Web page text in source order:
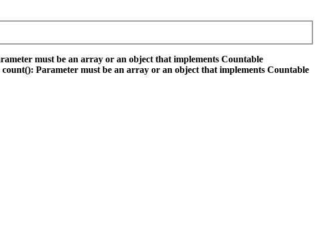
must be an array or an object that implements Countable
count(): Parameter must be an array or an object that implements Countable